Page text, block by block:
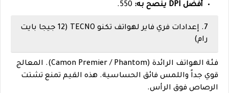
أفضل DPI ينصح به:
7. إعدادات فري فاير لهواتف تكنو TECNO (12 جيجا بايت
رام)
فئة الهواتف الرائدة (Camon Premier / Phantom). المعالج
قوي جداً واللمس فائق الحساسية. هذه القيم تمنع تشتت
الرصاص فوق الرأس.